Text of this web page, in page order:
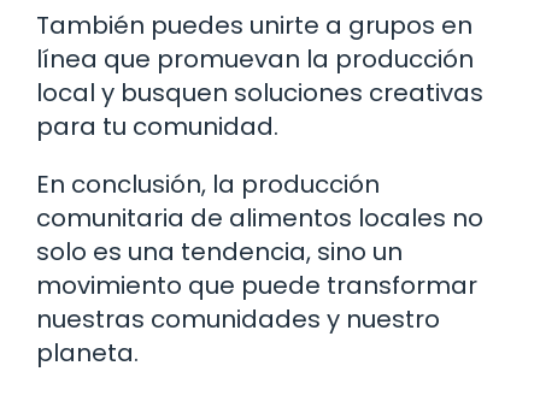
También puedes unirte a grupos en
línea que promuevan la producción
local y busquen soluciones creativas
para tu comunidad.
En conclusión, la producción
comunitaria de alimentos locales no
solo es una tendencia, sino un
movimiento que puede transformar
nuestras comunidades y nuestro
planeta.